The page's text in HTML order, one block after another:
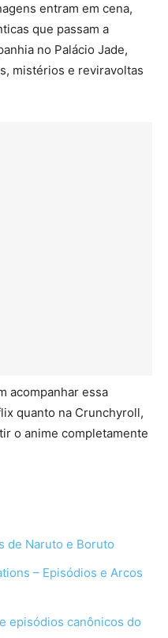
entram em cena,
que passam a
no Palácio Jade,
mistérios e reviravoltas
acompanhar essa
quanto na Crunchyroll,
o anime completamente
de Naruto e Boruto
– Episódios e Arcos
episódios canônicos do